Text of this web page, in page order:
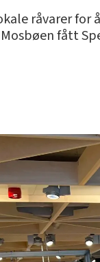
råvarer
fått